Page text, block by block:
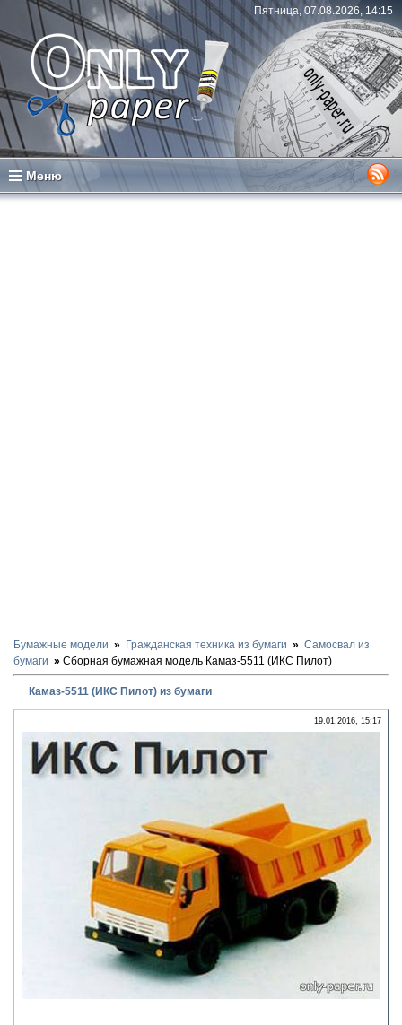
Пятница, 07.08.2026, 14:15
Меню
Бумажные модели Гражданская техника из бумаги
Самосвал из
бумаги
Сборная бумажная модель Камаз-5511 (ИКС Пилот)
Камаз-5511 (ИКС Пилот) из бумаги
19.01.2016, 15:17